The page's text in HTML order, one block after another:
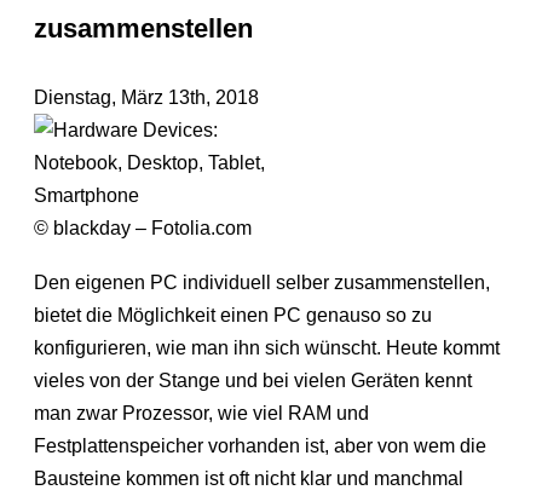
zusammenstellen
Dienstag, März 13th, 2018
© blackday – Fotolia.com
Den eigenen PC individuell selber zusammenstellen,
bietet die Möglichkeit einen PC genauso so zu
konfigurieren, wie man ihn sich wünscht. Heute kommt
vieles von der Stange und bei vielen Geräten kennt
man zwar Prozessor, wie viel RAM und
Festplattenspeicher vorhanden ist, aber von wem die
Bausteine kommen ist oft nicht klar und manchmal